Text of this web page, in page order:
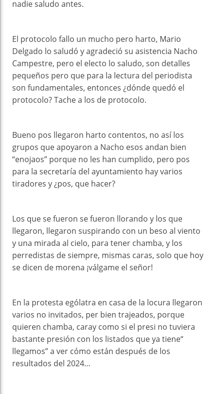
nadie saludo antes.
El protocolo fallo un mucho pero harto, Mario
Delgado lo saludó y agradeció su asistencia Nacho
Campestre, pero el electo lo saludo, son detalles
pequeños pero que para la lectura del periodista
son fundamentales, entonces ¿dónde quedó el
protocolo? Tache a los de protocolo.
Bueno pos llegaron harto contentos, no así los
grupos que apoyaron a Nacho esos andan bien
“enojaos” porque no les han cumplido, pero pos
para la secretaría del ayuntamiento hay varios
tiradores y ¿pos, que hacer?
Los que se fueron se fueron llorando y los que
llegaron, llegaron suspirando con un beso al viento
y una mirada al cielo, para tener chamba, y los
perredistas de siempre, mismas caras, solo que hoy
se dicen de morena ¡válgame el señor!
En la protesta ególatra en casa de la locura llegaron
varios no invitados, per bien trajeados, porque
quieren chamba, caray como si el presi no tuviera
bastante presión con los listados que ya tiene“
llegamos” a ver cómo están después de los
resultados del 2024…